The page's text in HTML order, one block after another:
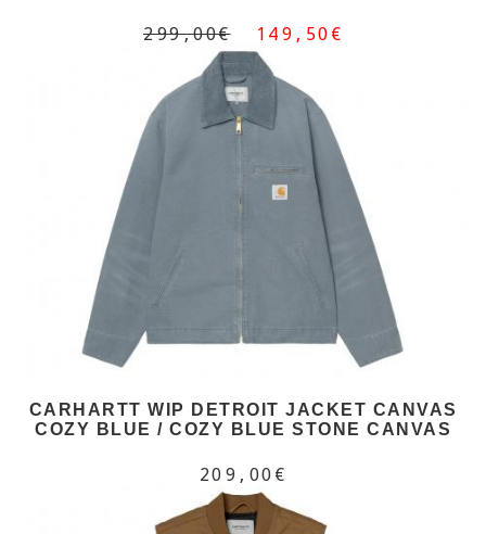
299,00€ 149,50€
CARHARTT WIP DETROIT JACKET CANVAS
COZY BLUE / COZY BLUE STONE CANVAS
209,00€